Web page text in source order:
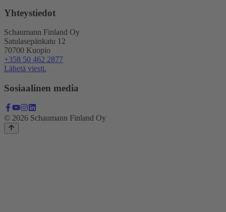
Yhteystiedot
Schaumann Finland Oy
Satulasepänkatu 12
70700 Kuopio
+358 50 462 2877
Lähetä viesti.
Sosiaalinen media
© 2026 Schaumann Finland Oy